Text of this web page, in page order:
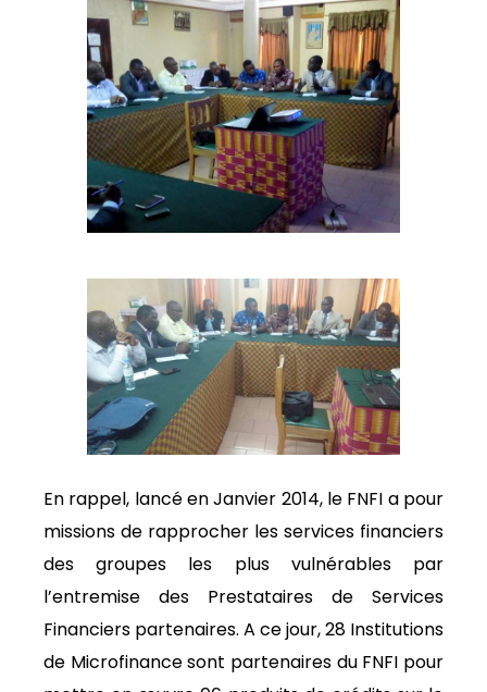
En rappel, lancé en Janvier 2014, le FNFI a pour
missions de rapprocher les services financiers
des groupes les plus vulnérables par
l’entremise des Prestataires de Services
Financiers partenaires. A ce jour, 28 Institutions
de Microfinance sont partenaires du FNFI pour